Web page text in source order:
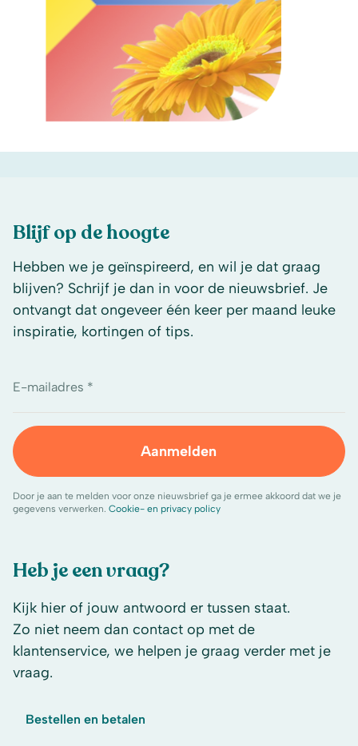
Heb je een vraag?
Kijk hier of jouw antwoord er tussen staat.
Zo niet neem dan contact op met de
klantenservice, we helpen je graag verder met je
vraag.
Bestellen en betalen
Blijf op de hoogte
Hebben we je geïnspireerd, en wil je dat graag
blijven? Schrijf je dan in voor de nieuwsbrief. Je
ontvangt dat ongeveer één keer per maand leuke
inspiratie, kortingen of tips.
E-mailadres *
Aanmelden
Door je aan te melden voor onze nieuwsbrief ga je ermee akkoord dat we je
gegevens verwerken. Cookie- en privacy policy